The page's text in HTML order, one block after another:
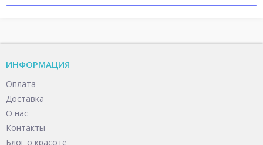
ИНФОРМАЦИЯ
Оплата
Доставка
О нас
Контакты
Блог о красоте